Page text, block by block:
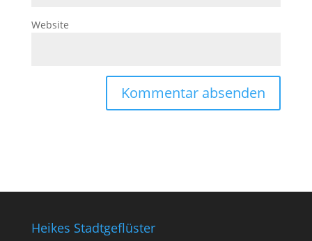
Website
Heikes Stadtgeflüster